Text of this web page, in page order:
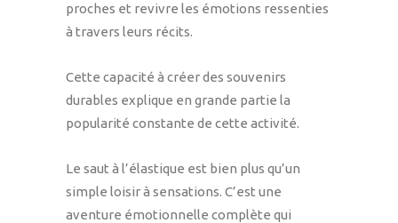
proches et revivre les émotions ressenties
à travers leurs récits.
Cette capacité à créer des souvenirs
durables explique en grande partie la
popularité constante de cette activité.
Le saut à l’élastique est bien plus qu’un
simple loisir à sensations. C’est une
aventure émotionnelle complète qui